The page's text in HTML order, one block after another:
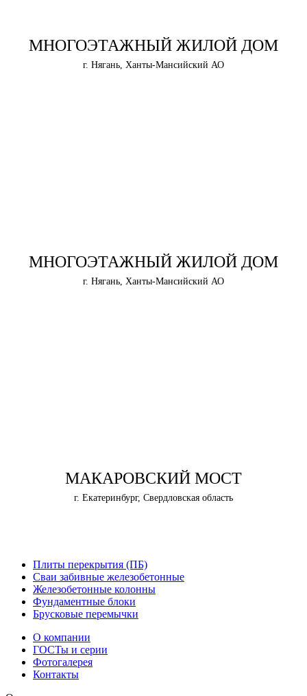
МНОГОЭТАЖНЫЙ ЖИЛОЙ ДОМ
г. Нягань, Ханты-Мансийский АО
МНОГОЭТАЖНЫЙ ЖИЛОЙ ДОМ
г. Нягань, Ханты-Мансийский АО
МАКАРОВСКИЙ МОСТ
г. Екатеринбург, Свердловская область
Плиты перекрытия (ПБ)
Сваи забивные железобетонные
Железобетонные колонны
Фундаментные блоки
Брусковые перемычки
О компании
ГОСТы и серии
Фотогалерея
Контакты